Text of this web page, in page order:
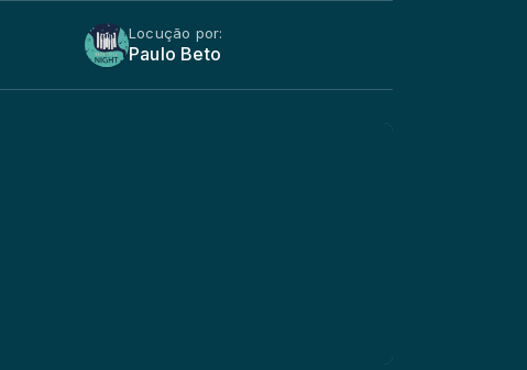
Locução por:
Paulo Beto